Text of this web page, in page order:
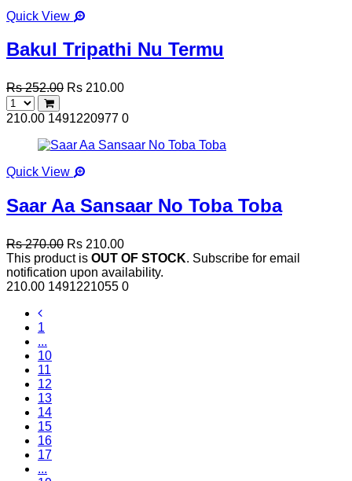
Quick View
Bakul Tripathi Nu Termu
Rs 252.00 Rs 210.00
210.00 1491220977 0
Quick View
Saar Aa Sansaar No Toba Toba
Rs 270.00 Rs 210.00
This product is OUT OF STOCK. Subscribe for email
notification upon availability.
210.00 1491221055 0
1
...
10
11
12
13
14
15
16
17
...